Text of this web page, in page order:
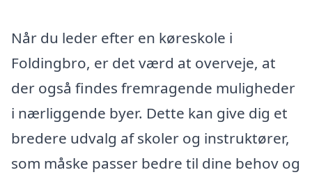
Når du leder efter en køreskole i
Foldingbro, er det værd at overveje, at
der også findes fremragende muligheder
i nærliggende byer. Dette kan give dig et
bredere udvalg af skoler og instruktører,
som måske passer bedre til dine behov og